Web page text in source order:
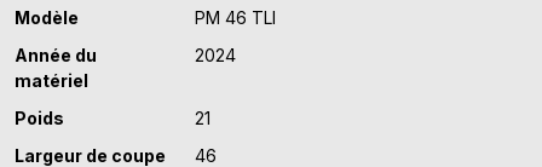
Modèle
PM 46 TLI
Année du
matériel
2024
Poids
21
Largeur de coupe
46